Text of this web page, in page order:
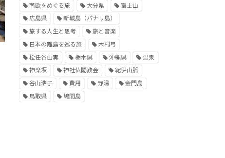
南欧をめぐる旅
大分県
富士山
広島県
新城島（パナリ島）
旅する人生と思考
旅と音楽
日本の離島を巡る旅
木村弓
松任谷由実
栃木県 沖縄県
温泉
神楽坂
神社仏閣教会
紀伊山脈
谷山浩子
費用 野湯
金門島
鳥取県
鳩間島